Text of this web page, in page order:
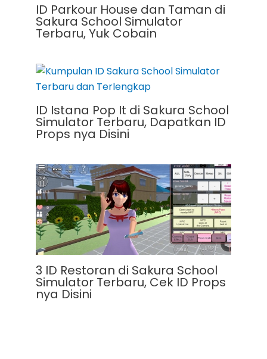
ID Parkour House dan Taman di
Sakura School Simulator
Terbaru, Yuk Cobain
ID Istana Pop It di Sakura School
Simulator Terbaru, Dapatkan ID
Props nya Disini
3 ID Restoran di Sakura School
Simulator Terbaru, Cek ID Props
nya Disini